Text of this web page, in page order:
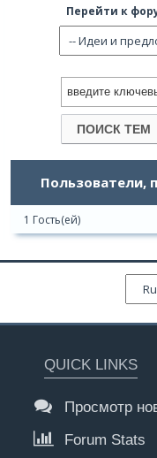
Перейти к
Пользователи,
1 Гость(ей)
QUICK LINKS
Просмотр
Forum Stats